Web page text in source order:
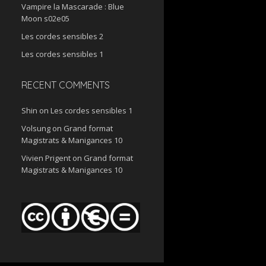
Vampire la Mascarade : Blue
Moon s02e05
Les cordes sensibles 2
Les cordes sensibles 1
RECENT COMMENTS
Shin on Les cordes sensibles 1
Volsung on Grand format
Magistrats & Manigances 10
Vivien Prigent on Grand format
Magistrats & Manigances 10